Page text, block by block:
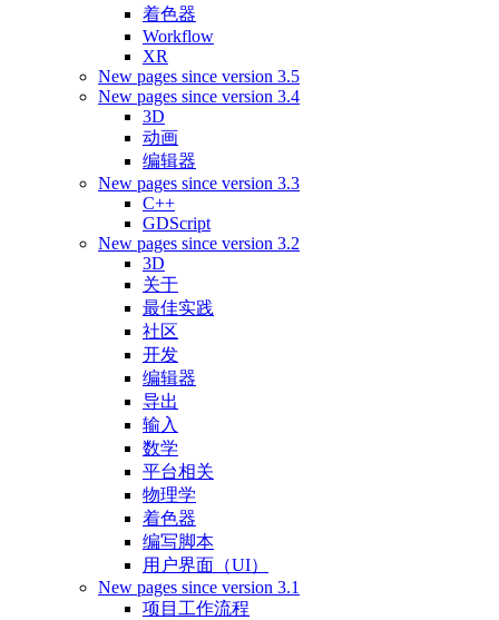
着色器
Workflow
XR
New pages since version 3.5
New pages since version 3.4
3D
动画
编辑器
New pages since version 3.3
C++
GDScript
New pages since version 3.2
3D
关于
最佳实践
社区
开发
编辑器
导出
输入
数学
平台相关
物理学
着色器
编写脚本
用户界面（UI）
New pages since version 3.1
项目工作流程